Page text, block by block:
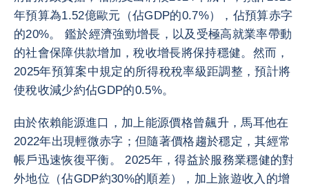
年預算為1.52億歐元（佔GDP的0.7%），佔預算赤字
的20%。 鑑於經濟強勁增長，以及受極高就業率帶動
的社會保障供款增加，稅收增長將保持穩健。然而，
2025年預算案中規定的所得稅稅率級距調整，預計將
使稅收減少約佔GDP的0.5%。
由於依賴能源進口，加上能源價格曾飆升，馬耳他在
2022年出現輕微赤字；但隨著價格趨於穩定，其經常
帳戶迅速恢復平衡。 2025年，得益於服務業穩健的對
外地位（佔GDP約30%的順差），加上旅遊收入的增